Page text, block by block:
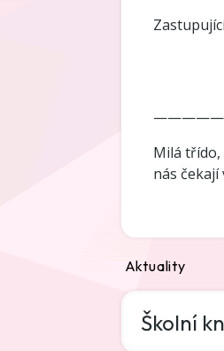
Milá třído,
nás
Aktuality
Školní